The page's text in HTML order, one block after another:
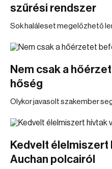
szűrési rendszer
Sok haláleset megelőzhető
Nem csak a
hőség
Olykor javasolt szakember
Kedvelt élelmiszert
Auchan polcairól